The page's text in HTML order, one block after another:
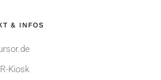
& INFOS
Kiosk